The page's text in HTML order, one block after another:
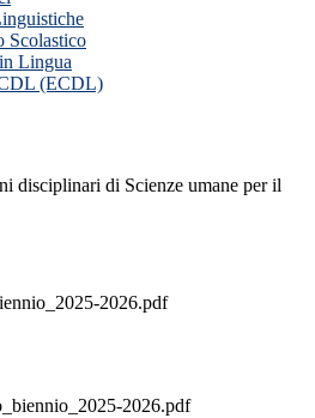
Scolastico
Lingua
(ECDL)
disciplinari di Scienze umane per il
2026.pdf
2026.pdf